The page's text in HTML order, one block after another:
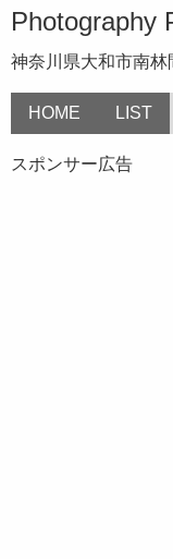
Photography
神奈川県大和市南
HOME LIST
スポンサー広告